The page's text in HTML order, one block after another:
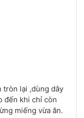
tròn lại ,dùng dây
đến khi chỉ còn
miếng vừa ăn.